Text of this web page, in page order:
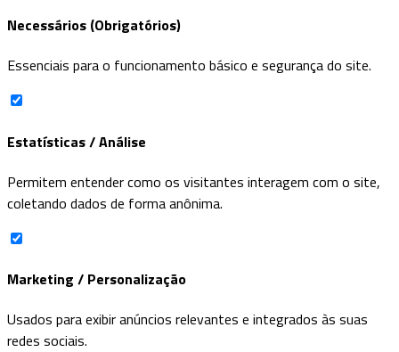
Necessários (Obrigatórios)
Essenciais para o funcionamento básico e segurança do site.
Estatísticas / Análise
Permitem entender como os visitantes interagem com o site,
coletando dados de forma anônima.
Marketing / Personalização
Usados para exibir anúncios relevantes e integrados às suas
redes sociais.